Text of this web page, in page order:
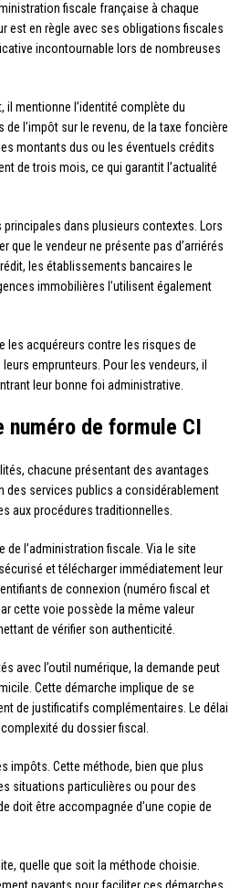
fiscale française à chaque
est en règle avec ses obligations fiscales
incontournable lors de nombreuses
mentionne l’identité complète du
l’impôt sur le revenu, de la taxe foncière
montants dus ou les éventuels crédits
de trois mois, ce qui garantit l’actualité
dans plusieurs contextes. Lors
que le vendeur ne présente pas d’arriérés
les établissements bancaires le
immobilières l’utilisent également
les acquéreurs contre les risques de
emprunteurs. Pour les vendeurs, il
leur bonne foi administrative.
de formule CI
chacune présentant des avantages
des services publics a considérablement
aux procédures traditionnelles.
l’administration fiscale. Via le site
et télécharger immédiatement leur
de connexion (numéro fiscal et
cette voie possède la même valeur
de vérifier son authenticité.
avec l’outil numérique, la demande peut
Cette démarche implique de se
de justificatifs complémentaires. Le délai
du dossier fiscal.
impôts. Cette méthode, bien que plus
situations particulières ou pour des
doit être accompagnée d’une copie de
quelle que soit la méthode choisie.